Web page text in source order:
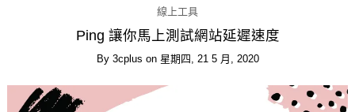
線上工具
Ping 讓你馬上測試網站延遲速度
By 3cplus on 星期四, 21 5 月, 2020